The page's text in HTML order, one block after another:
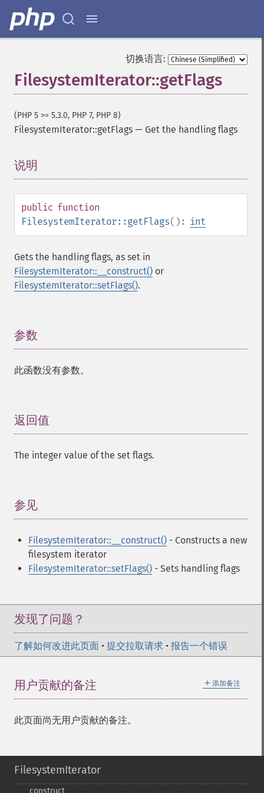
切换语言:
FilesystemIterator::getFlags
(PHP 5 >= 5.3.0, PHP 7, PHP 8)
FilesystemIterator::getFlags — Get the handling flags
说明
public function
FilesystemIterator::getFlags(): int
Gets the handling flags, as set in
FilesystemIterator::__construct() or
FilesystemIterator::setFlags().
参数
此函数没有参数。
返回值
The integer value of the set flags.
参见
FilesystemIterator::__construct() - Constructs a new
filesystem iterator
FilesystemIterator::setFlags() - Sets handling flags
发现了问题？
了解如何改进此页面 • 提交拉取请求 • 报告一个错误
＋ 添加备注
用户贡献的备注
此页面尚无用户贡献的备注。
FilesystemIterator
_​_​construct